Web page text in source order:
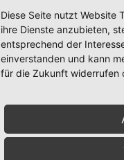
Diese Seite nutzt Website
ihre Dienste anzubieten,
entsprechend der
einverstanden und kann
für die Zukunft widerrufen